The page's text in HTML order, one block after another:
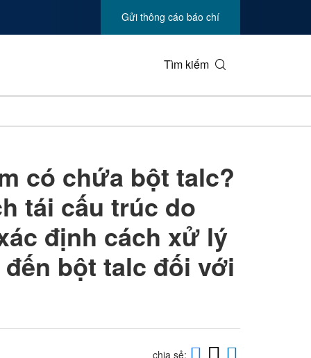
Gửi thông cáo báo chí
Tìm kiếm
Truyền thông giải trí
Y tế
thông
Triển lãm
có chứa bột talc?
tái cấu trúc do
định cách xử lý
bột talc đối với
chia sẻ: